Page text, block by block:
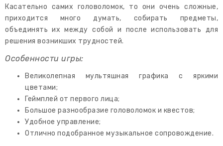
Касательно самих головоломок, то они очень сложные,
приходится много думать, собирать предметы,
объединять их между собой и после использовать для
решения возникших трудностей.
Особенности игры:
Великолепная мультяшная графика с яркими
цветами;
Геймплей от первого лица;
Большое разнообразие головоломок и квестов;
Удобное управление;
Отлично подобранное музыкальное сопровождение.